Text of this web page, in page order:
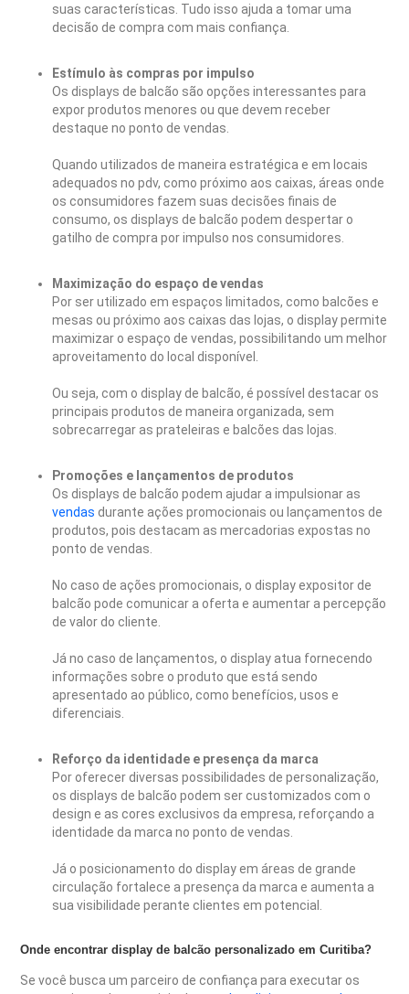
suas características. Tudo isso ajuda a tomar uma
decisão de compra com mais confiança.
Estímulo às compras por impulso
Os displays de balcão são opções interessantes para
expor produtos menores ou que devem receber
destaque no ponto de vendas.
Quando utilizados de maneira estratégica e em locais
adequados no pdv, como próximo aos caixas, áreas onde
os consumidores fazem suas decisões finais de
consumo, os displays de balcão podem despertar o
gatilho de compra por impulso nos consumidores.
Maximização do espaço de vendas
Por ser utilizado em espaços limitados, como balcões e
mesas ou próximo aos caixas das lojas, o display permite
maximizar o espaço de vendas, possibilitando um melhor
aproveitamento do local disponível.
Ou seja, com o display de balcão, é possível destacar os
principais produtos de maneira organizada, sem
sobrecarregar as prateleiras e balcões das lojas.
Promoções e lançamentos de produtos
Os displays de balcão podem ajudar a impulsionar as
vendas durante ações promocionais ou lançamentos de
produtos, pois destacam as mercadorias expostas no
ponto de vendas.
No caso de ações promocionais, o display expositor de
balcão pode comunicar a oferta e aumentar a percepção
de valor do cliente.
Já no caso de lançamentos, o display atua fornecendo
informações sobre o produto que está sendo
apresentado ao público, como benefícios, usos e
diferenciais.
Reforço da identidade e presença da marca
Por oferecer diversas possibilidades de personalização,
os displays de balcão podem ser customizados com o
design e as cores exclusivos da empresa, reforçando a
identidade da marca no ponto de vendas.
Já o posicionamento do display em áreas de grande
circulação fortalece a presença da marca e aumenta a
sua visibilidade perante clientes em potencial.
Onde encontrar display de balcão personalizado em Curitiba?
Se você busca um parceiro de confiança para executar os